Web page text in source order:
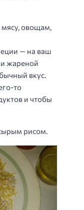
овощам,
— на ваш
и жареной
вкус.
то
и чтобы
рисом.